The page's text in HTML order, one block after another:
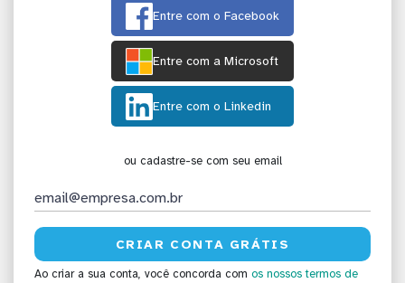
Entre com o Facebook
Entre com a Microsoft
Entre com o Linkedin
ou cadastre-se com seu email
Ao criar a sua conta, você concorda com os nossos termos de